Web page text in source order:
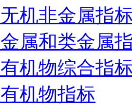
无机非金属指
金属和类金属
有机物综合指
有机物指标